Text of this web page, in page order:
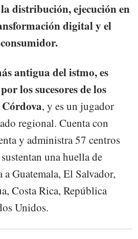
distribución, ejecución en
digital y el
antigua del istmo, es
los sucesores de los
, y es un jugador
regional. Cuenta con
y administra 57 centros
una huella de
a Guatemala, El Salvador,
Costa Rica, República
Unidos.